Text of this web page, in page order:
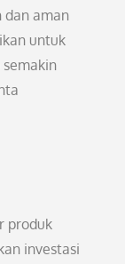
dan aman
untuk
produk
investasi